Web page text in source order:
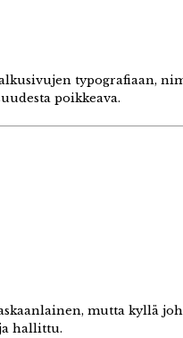
typografiaan,
poikkeava.
mutta kyllä
hallittu.